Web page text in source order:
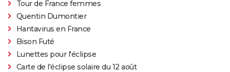
Tour de France femmes
Quentin Dumontier
Hantavirus en France
Bison Futé
Lunettes pour l'éclipse
Carte de l'éclipse solaire du 12 août